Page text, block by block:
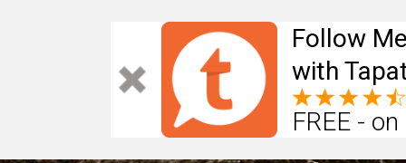
Follow
with
FREE -